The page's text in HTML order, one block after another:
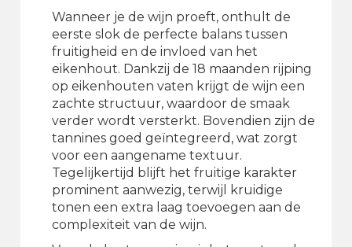
Wanneer je de wijn proeft, onthult de
eerste slok de perfecte balans tussen
fruitigheid en de invloed van het
eikenhout. Dankzij de 18 maanden rijping
op eikenhouten vaten krijgt de wijn een
zachte structuur, waardoor de smaak
verder wordt versterkt. Bovendien zijn de
tannines goed geïntegreerd, wat zorgt
voor een aangename textuur.
Tegelijkertijd blijft het fruitige karakter
prominent aanwezig, terwijl kruidige
tonen een extra laag toevoegen aan de
complexiteit van de wijn.